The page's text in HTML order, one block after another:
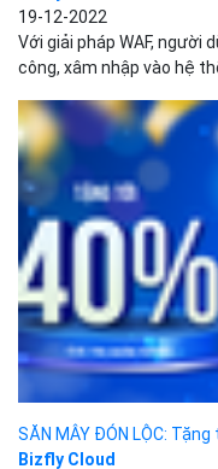
SĂN MÂY ĐÓN LỘC:
Bizfly Cloud
15-12-2022
Từ ngày 15/12/2022 - 12/
giải pháp IT Cloud của